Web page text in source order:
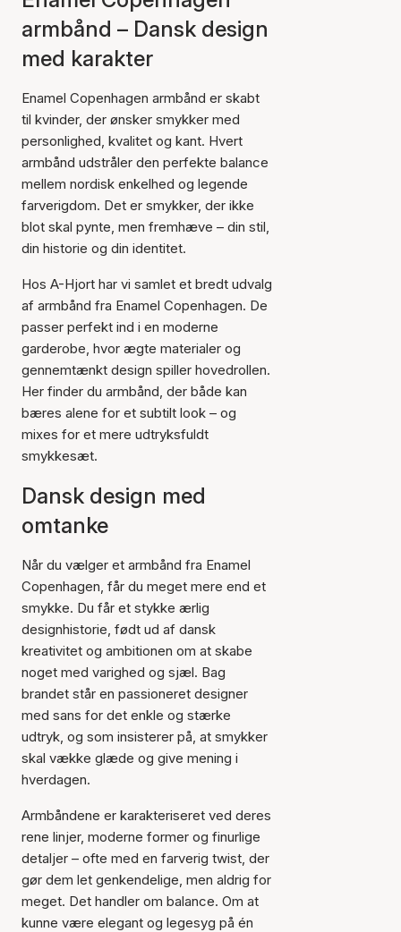
armbånd – Dansk design
med karakter
Enamel Copenhagen armbånd er skabt
til kvinder, der ønsker smykker med
personlighed, kvalitet og kant. Hvert
armbånd udstråler den perfekte balance
mellem nordisk enkelhed og legende
farverigdom. Det er smykker, der ikke
blot skal pynte, men fremhæve – din stil,
din historie og din identitet.
Hos A-Hjort har vi samlet et bredt udvalg
af armbånd fra Enamel Copenhagen. De
passer perfekt ind i en moderne
garderobe, hvor ægte materialer og
gennemtænkt design spiller hovedrollen.
Her finder du armbånd, der både kan
bæres alene for et subtilt look – og
mixes for et mere udtryksfuldt
smykkesæt.
Dansk design med
omtanke
Når du vælger et armbånd fra Enamel
Copenhagen, får du meget mere end et
smykke. Du får et stykke ærlig
designhistorie, født ud af dansk
kreativitet og ambitionen om at skabe
noget med varighed og sjæl. Bag
brandet står en passioneret designer
med sans for det enkle og stærke
udtryk, og som insisterer på, at smykker
skal vække glæde og give mening i
hverdagen.
Armbåndene er karakteriseret ved deres
rene linjer, moderne former og finurlige
detaljer – ofte med en farverig twist, der
gør dem let genkendelige, men aldrig for
meget. Det handler om balance. Om at
kunne være elegant og legesyg på én